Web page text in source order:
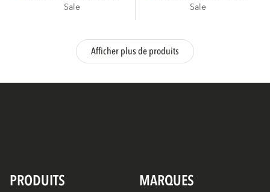
Sale
Sale
Afficher plus de produits
PRODUITS MARQUES